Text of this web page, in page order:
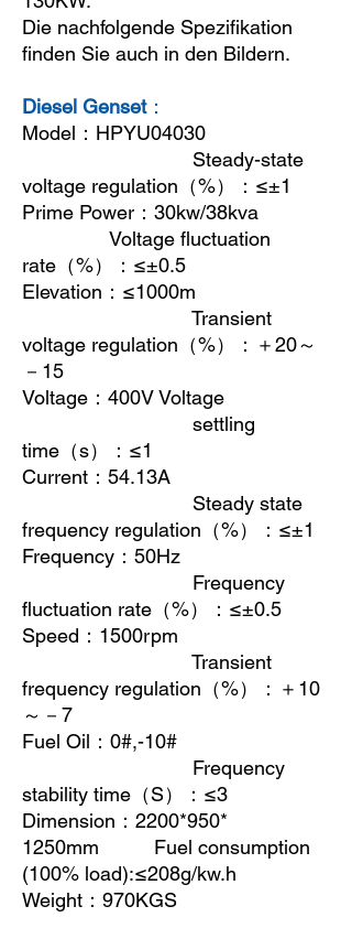
Die nachfolgende Spezifikation
finden Sie auch in den Bildern.
Diesel Genset：
Model ： HPYU04030
Steady-state
voltage regulation （%）： ≤±1
Prime Power ： 30kw/38kva
Voltage fluctuation
rate （%）： ≤±0.5
Elevation ： ≤1000m
Transient
voltage regulation （%）：＋20～
－ 15
Voltage ： 400V Voltage
settling
time （s）： ≤1
Current ： 54.13A
Steady state
frequency regulation （%）： ≤±1
Frequency ： 50Hz
Frequency
fluctuation rate （%）： ≤±0.5
Speed ： 1500rpm
Transient
frequency regulation （%）：＋ 10
～－ 7
Fuel Oil ： 0#,-10#
Frequency
stability time （S）： ≤3
Dimension ： 2200*950*
1250mm Fuel consumption
(100% load):≤208g/kw.h
Weight ： 970KGS